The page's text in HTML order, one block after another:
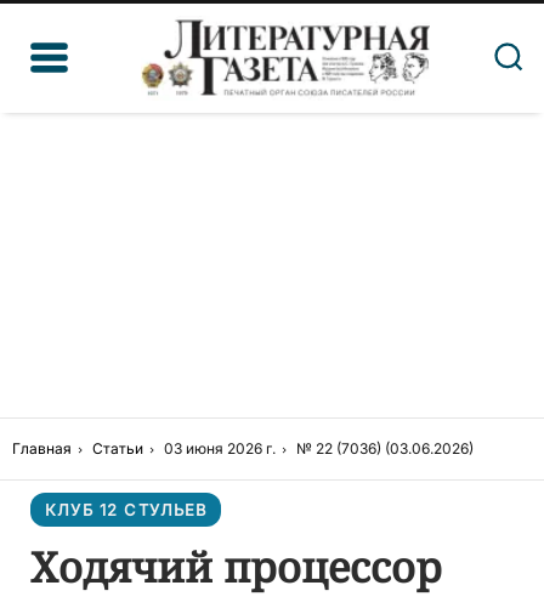
Главная Статьи 03 июня 2026 г. № 22 (7036) (03.06.2026)
КЛУБ 12 СТУЛЬЕВ
Ходячий процессор